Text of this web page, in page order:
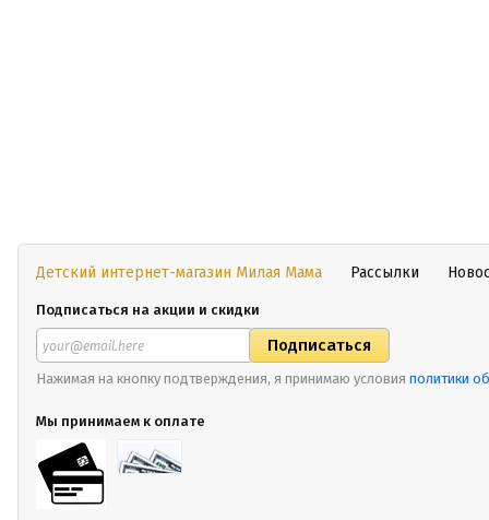
Детский интернет-магазин Милая Мама Рассылки
Подписаться на акции и скидки
Нажимая на кнопку подтверждения, я принимаю условия политики
Мы принимаем к оплате